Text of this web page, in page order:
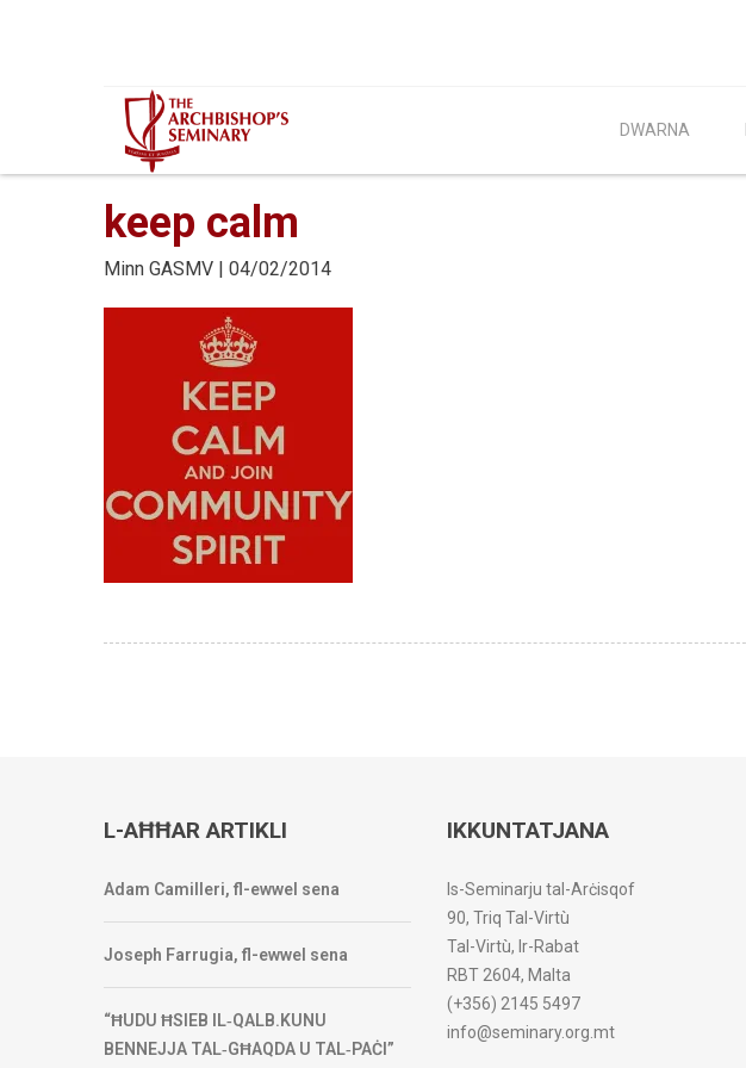
DWARNA
keep calm
Minn GASMV | 04/02/2014
L-AĦĦAR ARTIKLI
Adam Camilleri, fl-ewwel sena
Joseph Farrugia, fl-ewwel sena
“ĦUDU ĦSIEB IL‑QALB.KUNU
BENNEJJA TAL‑GĦAQDA U TAL‑PAĊI”
IKKUNTATJANA
Is-Seminarju tal-Arċisqof
90, Triq Tal-Virtù
Tal-Virtù, Ir-Rabat
RBT 2604, Malta
(+356) 2145 5497
info@seminary.org.mt